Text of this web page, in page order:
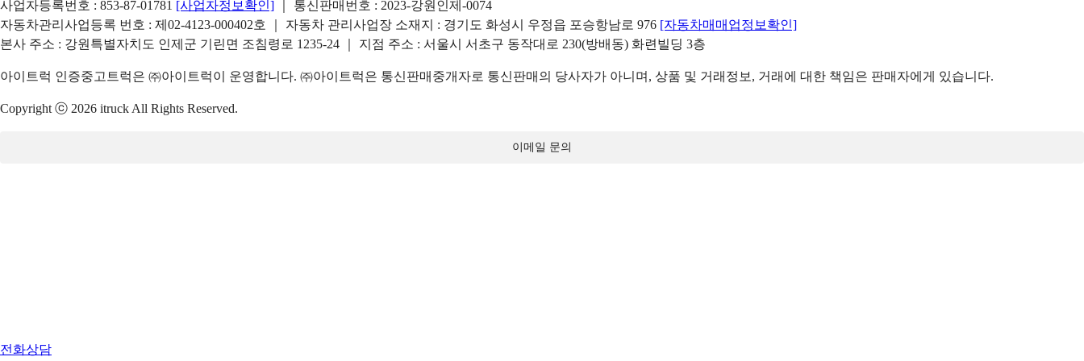
사업자등록번호 : 853-87-01781 [사업자정보확인]
｜ 통신판매번호 : 2023-강원인제-0074
자동차관리사업등록 번호 : 제02-4123-000402호 ｜ 자동차 관리사업장 소재지 : 경기도 화성시 우정읍 포승항남로 976 [자동차매매업정보확인]
본사 주소 : 강원특별자치도 인제군 기린면 조침령로 1235-24 ｜ 지점 주소 : 서울시 서초구 동작대로 230(방배동) 화련빌딩 3층
아이트럭 인증중고트럭은 ㈜아이트럭이 운영합니다. ㈜아이트럭은 통신판매중개자로 통신판매의 당사자가 아니며, 상품 및 거래정보, 거래에 대한 책임은 판매자에게 있습니다.
Copyright ⓒ 2026 itruck All Rights Reserved.
이메일 문의
전화상담